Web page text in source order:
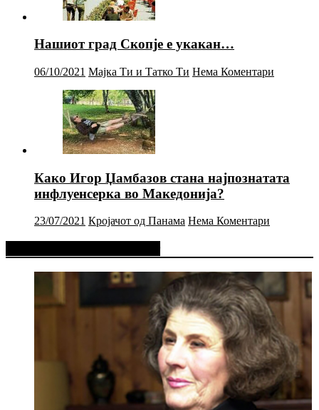
Нашиот град Скопје е укакан…
06/10/2021 Мајка Ти и Татко Ти Нема Коментари
Како Игор Џамбазов стана најпознатата
инфлуенсерка во Македонија?
23/07/2021 Кројачот од Панама Нема Коментари